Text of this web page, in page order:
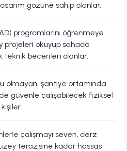
gözüne sahip olanlar.
programlarını öğrenmeye
projeleri okuyup sahada
teknik becerileri olanlar.
olmayan, şantiye ortamında
güvenle çalışabilecek fiziksel
çalışmayı seven, derz
terazisine kadar hassas